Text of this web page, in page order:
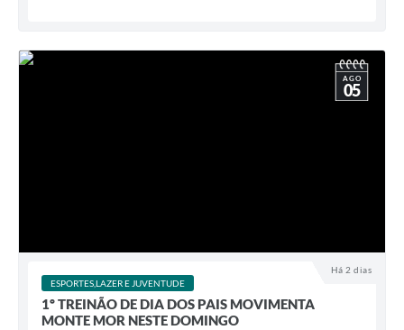
Há 2 dias
AGO
05
ESPORTES,LAZER E JUVENTUDE
1º TREINÃO DE DIA DOS PAIS MOVIMENTA
MONTE MOR NESTE DOMINGO